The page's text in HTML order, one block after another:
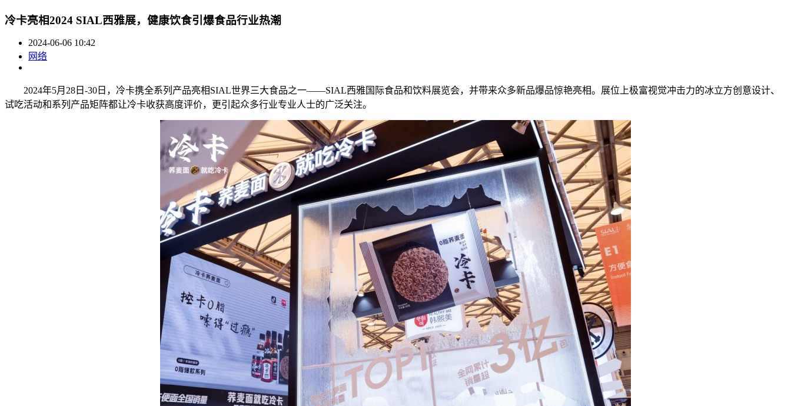
冷卡亮相2024 SIAL西雅展，健康饮食引爆食品行业热潮
2024-06-06 10:42
网络
2024年5月28日-30日，冷卡携全系列产品亮相SIAL世界三大食品之一——SIAL西雅国际食品和饮料展览会，并带来众多新品爆品惊艳亮相。展位上极富视觉冲击力的冰立方创意设计、
试吃活动和系列产品矩阵都让冷卡收获高度评价，更引起众多行业专业人士的广泛关注。